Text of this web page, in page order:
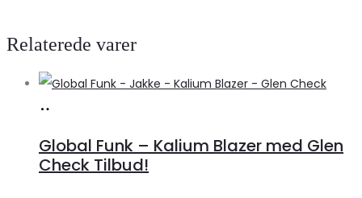
Relaterede varer
Lykke
Global Funk – Kalium Blazer med Glen
Check Tilbud!